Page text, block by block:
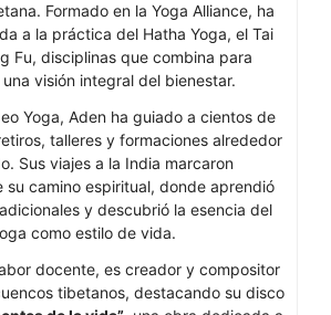
Formado en la Yoga Alliance, ha
a la práctica del Hatha Yoga, el Tai
Fu, disciplinas que combina para
visión integral del bienestar.
Yoga, Aden ha guiado a cientos de
talleres y formaciones alrededor
Sus viajes a la India marcaron
su camino espiritual, donde aprendió
y descubrió la esencia del
como estilo de vida.
docente, es creador y compositor
tibetanos, destacando su disco